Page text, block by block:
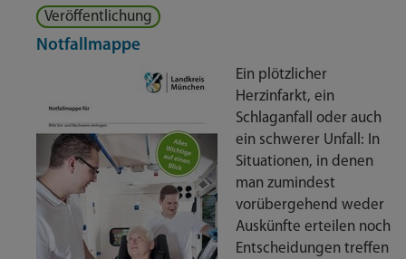
Veröffentlichung
Notfallmappe
Ein plötzlicher
Herzinfarkt, ein
Schlaganfall oder auch
ein schwerer Unfall: In
Situationen, in denen
man zumindest
vorübergehend weder
Auskünfte erteilen noch
Entscheidungen treffen